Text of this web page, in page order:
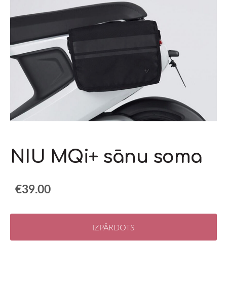
NIU MQi+ sānu soma
€39.00
IZPĀRDOTS